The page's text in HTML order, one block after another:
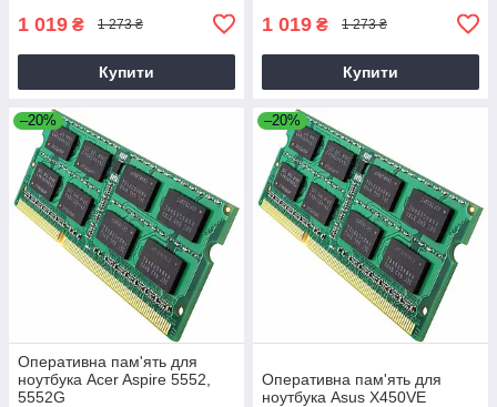
1 019 ₴ 1 273 ₴
Купити
1 019 ₴ 1 273 ₴
Купити
–20%
Оперативна пам'ять для
ноутбука Acer Aspire 5552,
5552G
–20%
Оперативна пам'ять для
ноутбука Asus X450VE